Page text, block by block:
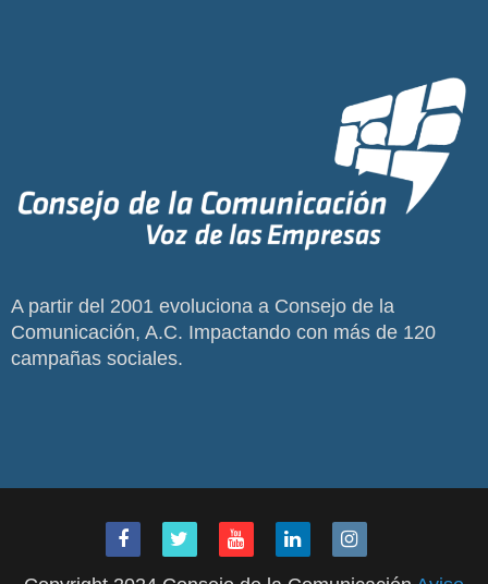
A partir del 2001 evoluciona a Consejo de la
Comunicación, A.C. Impactando con más de 120
campañas sociales.